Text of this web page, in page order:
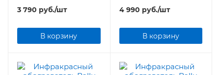
3 790 руб./шт
В корзину
4 990 руб./шт
В корзину